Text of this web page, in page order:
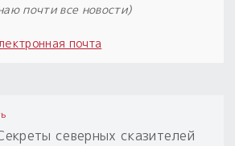
почти все новости)
почта
северных сказителей